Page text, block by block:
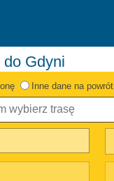
do Gdyni
Inne dane na powrót